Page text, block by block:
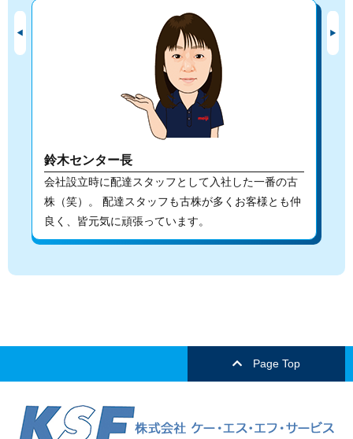
鈴木センター長
会社設立時に配達スタッフとして入社した一番の古
株（笑）。 配達スタッフも古株が多くお客様とも仲
良く、皆元気に頑張っています。
Page Top